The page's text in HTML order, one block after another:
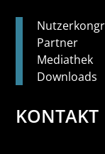
Partner
Mediathek
Downloads
KONTAKT